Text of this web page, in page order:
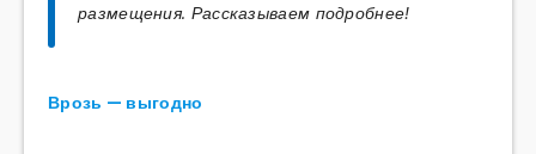
размещения. Рассказываем подробнее!
Врозь — выгодно